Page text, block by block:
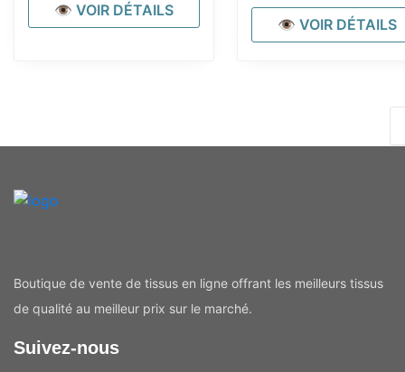
👁 VOIR DÉTAILS
👁 VOIR DÉTAILS
Boutique de vente de tissus en ligne offrant les meilleurs tissus
de qualité au meilleur prix sur le marché.
Suivez-nous